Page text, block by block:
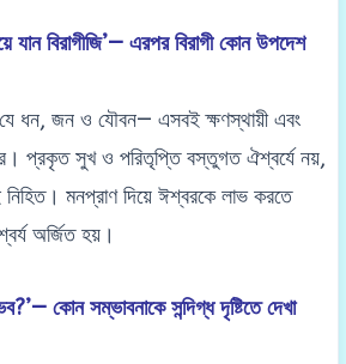
যান বিরাগীজি’— এরপর বিরাগী কোন উপদেশ
যে ধন, জন ও যৌবন— এসবই ক্ষণস্থায়ী এবং
প্রকৃত সুখ ও পরিতৃপ্তি বস্তুগত ঐশ্বর্যে নয়,
মনপ্রাণ দিয়ে ঈশ্বরকে লাভ করতে
অর্জিত হয়।
কোন সম্ভাবনাকে সন্দিগ্ধ দৃষ্টিতে দেখা